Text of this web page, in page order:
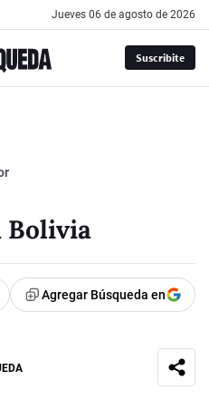
jueves 06 de agosto de 2026
Suscribite
Bolivia
Agregar Búsqueda en